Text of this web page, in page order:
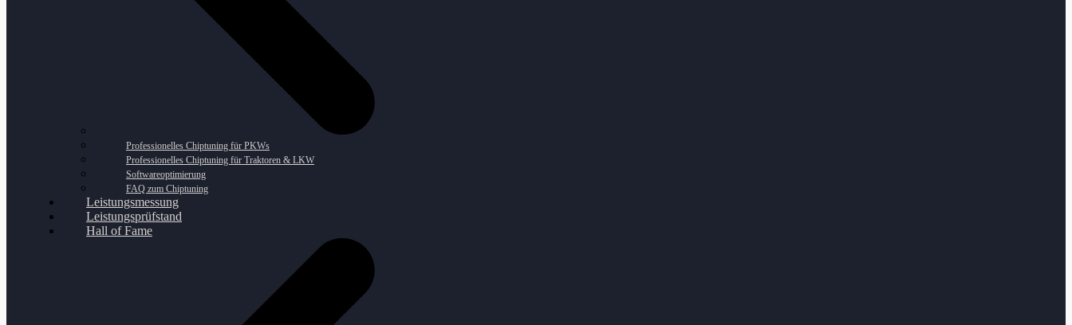
Professionelles Chiptuning für PKWs
Professionelles Chiptuning für Traktoren & LKW
Softwareoptimierung
FAQ zum Chiptuning
Leistungsmessung
Leistungsprüfstand
Hall of Fame